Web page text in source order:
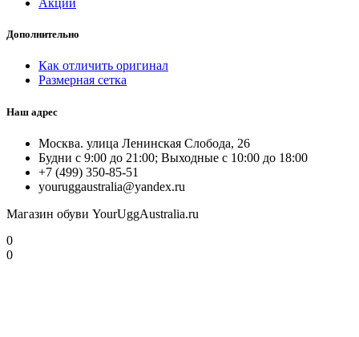
Акции
Дополнительно
Как отличить оригинал
Размерная сетка
Наш адрес
Москва. улица Ленинская Слобода, 26
Будни с 9:00 до 21:00; Выходные с 10:00 до 18:00
+7 (499) 350-85-51
youruggaustralia@yandex.ru
Магазин обуви YourUggAustralia.ru
0
0